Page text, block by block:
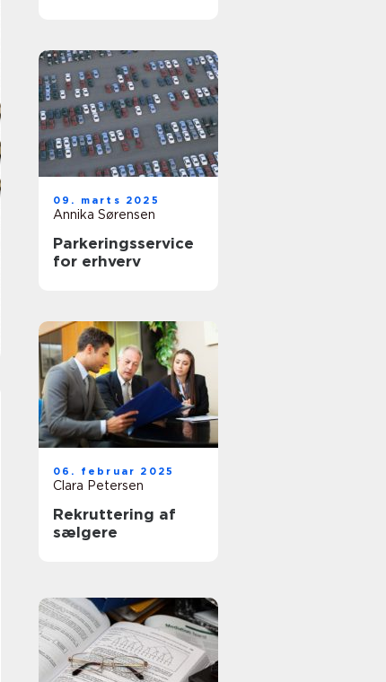
09. marts 2025
Annika Sørensen
Parkeringsservice
for erhverv
06. februar 2025
Clara Petersen
Rekruttering af
sælgere